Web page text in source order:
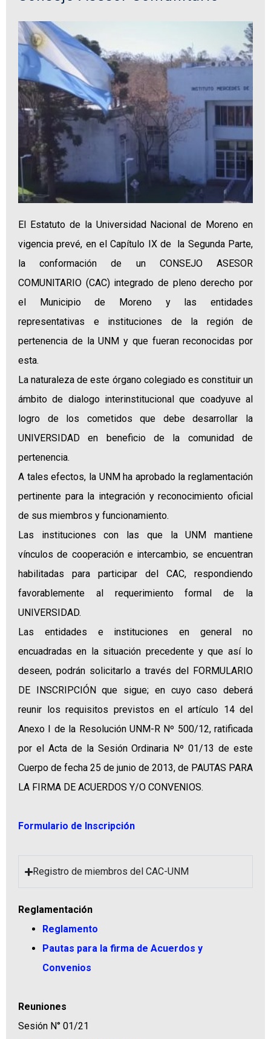
El Estatuto de la Universidad Nacional de Moreno en
vigencia prevé, en el Capítulo IX de la Segunda Parte,
la conformación de un CONSEJO ASESOR
COMUNITARIO (CAC) integrado de pleno derecho por
el Municipio de Moreno y las entidades
representativas e instituciones de la región de
pertenencia de la UNM y que fueran reconocidas por
esta.
La naturaleza de este órgano colegiado es constituir un
ámbito de dialogo interinstitucional que coadyuve al
logro de los cometidos que debe desarrollar la
UNIVERSIDAD en beneficio de la comunidad de
pertenencia.
A tales efectos, la UNM ha aprobado la reglamentación
pertinente para la integración y reconocimiento oficial
de sus miembros y funcionamiento.
Las instituciones con las que la UNM mantiene
vínculos de cooperación e intercambio, se encuentran
habilitadas para participar del CAC, respondiendo
favorablemente al requerimiento formal de la
UNIVERSIDAD.
Las entidades e instituciones en general no
encuadradas en la situación precedente y que así lo
deseen, podrán solicitarlo a través del FORMULARIO
DE INSCRIPCIÓN que sigue; en cuyo caso deberá
reunir los requisitos previstos en el artículo 14 del
Anexo I de la Resolución UNM-R Nº 500/12, ratificada
por el Acta de la Sesión Ordinaria Nº 01/13 de este
Cuerpo de fecha 25 de junio de 2013, de PAUTAS PARA
LA FIRMA DE ACUERDOS Y/O CONVENIOS.
Formulario de Inscripción
Registro de miembros del CAC-UNM
Reglamentación
Reglamento
Pautas para la firma de Acuerdos y
Convenios
Reuniones
Sesión N° 01/21